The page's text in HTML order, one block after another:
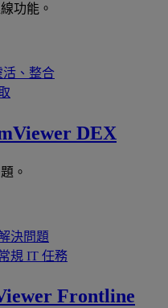
功能。
活、整合
DEX
。
決問題
規 IT 任務
Frontline